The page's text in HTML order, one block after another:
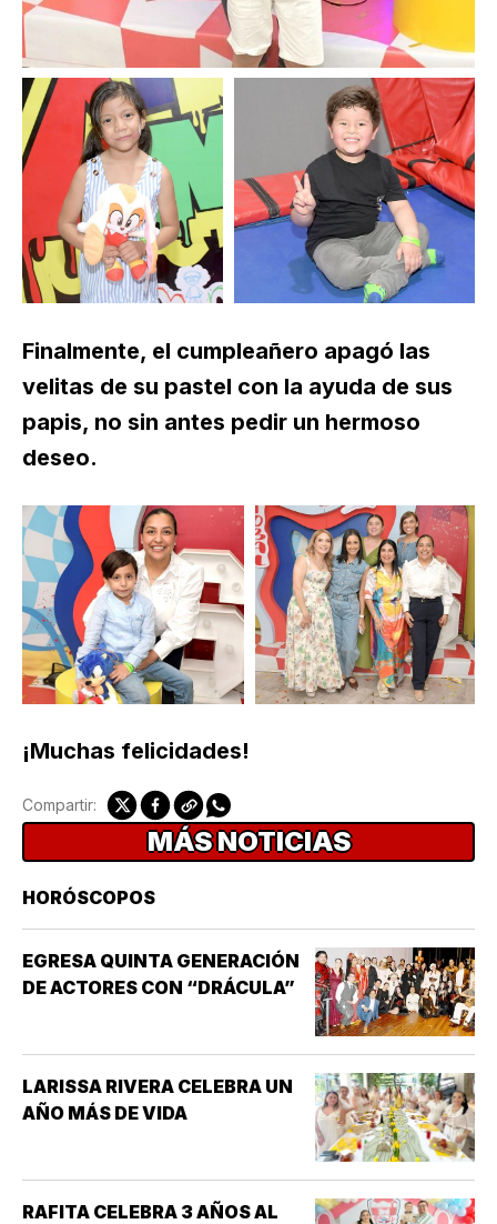
Finalmente, el cumpleañero apagó las
velitas de su pastel con la ayuda de sus
papis, no sin antes pedir un hermoso
deseo.
¡Muchas felicidades!
Compartir:
MÁS NOTICIAS
HORÓSCOPOS
EGRESA QUINTA GENERACIÓN
DE ACTORES CON “DRÁCULA”
LARISSA RIVERA CELEBRA UN
AÑO MÁS DE VIDA
RAFITA CELEBRA 3 AÑOS AL